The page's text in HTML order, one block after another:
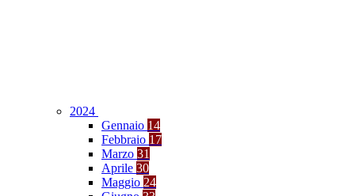
2024
Gennaio 14
Febbraio 17
Marzo 31
Aprile 30
Maggio 24